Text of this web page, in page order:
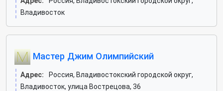
Владивосток
Мастер Джим Олимпийский
Адрес:
Россия, Владивостокский городской округ,
Владивосток, улица Вострецова, 36